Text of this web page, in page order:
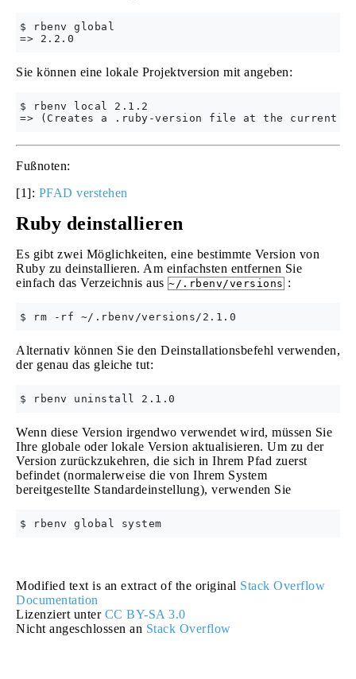
$ rbenv global
Sie können eine lokale Projektversion mit angeben:
$ rbenv local 2.1.2
Fußnoten:
[1]: PFAD verstehen
Ruby deinstallieren
Es gibt zwei Möglichkeiten, eine bestimmte Version von
Ruby zu deinstallieren. Am einfachsten entfernen Sie
einfach das Verzeichnis aus ~/.rbenv/versions :
Alternativ können Sie den Deinstallationsbefehl verwenden,
der genau das gleiche tut:
Wenn diese Version irgendwo verwendet wird, müssen Sie
Ihre globale oder lokale Version aktualisieren. Um zu der
Version zurückzukehren, die sich in Ihrem Pfad zuerst
befindet (normalerweise die von Ihrem System
bereitgestellte Standardeinstellung), verwenden Sie
Modified text is an extract of the original Stack Overflow
Documentation
Lizenziert unter CC BY-SA 3.0
Nicht angeschlossen an Stack Overflow